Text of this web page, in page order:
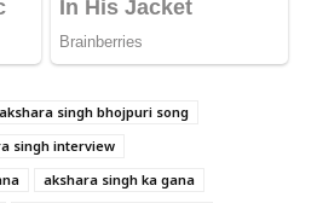
akshara singh bhojpuri song
singh interview
akshara singh ka gana